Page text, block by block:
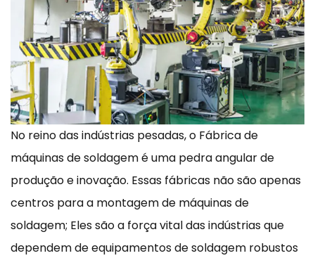
No reino das indústrias pesadas, o Fábrica de
máquinas de soldagemé uma pedra angular de
produção e inovação. Essas fábricas não são apenas
centros para a montagem de máquinas de
soldagem; Eles são a força vital das indústrias que
dependem de equipamentos de soldagem robustos